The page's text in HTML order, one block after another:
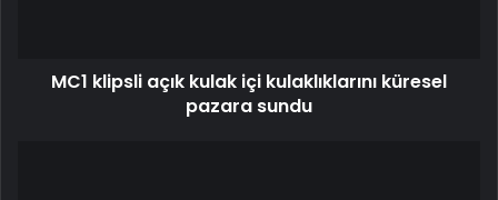
MC1 klipsli açık kulak içi kulaklıklarını küresel
pazara sundu